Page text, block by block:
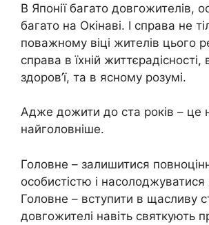
В Японії багато довгожителів,
багато на Окінаві. І справа не
поважному віці жителів цього
справа в їхній
здоров’ї, та в ясному розумі.
Адже дожити до ста років – це
найголовніше.
Головне – залишитися
особистістю і
Головне – вступити в щасливу
довгожителі навіть святкують